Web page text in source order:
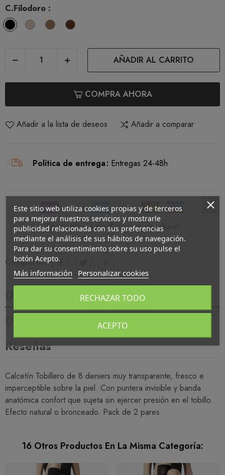
C.Filodoro :
Nero
Playa Tea Noce
AÑADIR AL CARRITO
COMPRA AHORA
Añadir a la lista de deseos Añadir a comparar
Política de entrega Entregas 24-48h
Guarantee safe & secure checkout
Compartir:
Detalles del producto
Reseñas
Calcetín Tobillero de 8 deniers muy transparente, fresco e
imperceptible sobre la piel. Con puntera invisible y banda
anatómica confort que sujeta sin ejercer presión en el tobillo.
Efecto natural o bronceado. Pack de 2 pares
16 Otros Productos En La Misma Categoría:
Este sitio web utiliza cookies propias y de terceros
para mejorar nuestros servicios y mostrarle
publicidad relacionada con sus preferencias
mediante el análisis de sus hábitos de navegación.
Para dar su consentimiento sobre su uso pulse el
botón Acepto.
Más información Personalizar cookies
RECHAZAR TODO
ACEPTO